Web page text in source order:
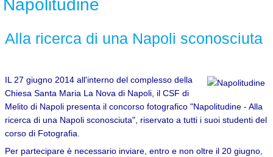
Napolitudine
Alla ricerca di una Napoli sconosciuta
IL 27 giugno 2014 all'interno del complesso della
Chiesa Santa Maria La Nova di Napoli, il CSF di
Melito di Napoli presenta il concorso fotografico "Napolitudine - Alla
ricerca di una Napoli sconosciuta", riservato a tutti i suoi studenti del
corso di Fotografia.
Per partecipare è necessario inviare, entro e non oltre il 20 giugno,